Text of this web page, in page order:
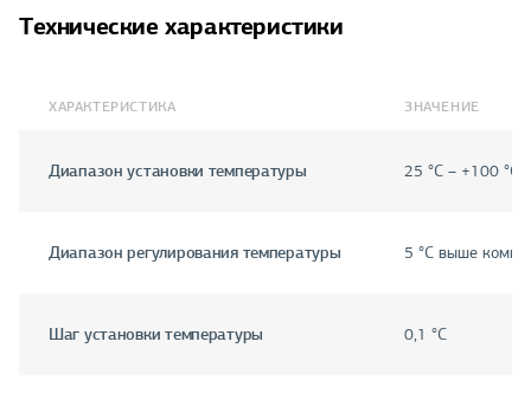
Технические характеристики
ХАРАКТЕРИСТИКА ЗНАЧЕНИЕ
Диапазон установки температуры 25 °C – +100 °C
Диапазон регулирования температуры 5 °C выше комн.
Шаг установки температуры 0,1 °C